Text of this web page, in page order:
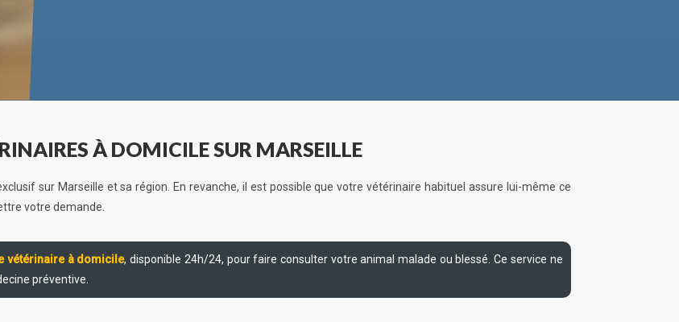
À DOMICILE SUR MARSEILLE
sur Marseille et sa région. En revanche, il est possible que votre vétérinaire habituel assure lui-même ce
votre demande.
vétérinaire à domicile, disponible 24h/24, pour faire consulter votre animal malade ou blessé. Ce service ne
préventive.